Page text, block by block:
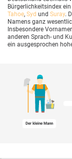
Bürgerlichkeitsindex
Tahoe, Syd und Suray.
Namens ganz
Insbesondere
anderen Sprach- und
ein ausgesprochen
Der kleine Mann